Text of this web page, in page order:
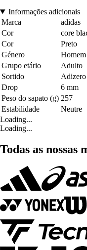
Informações adicionais
Marca
adidas
Cor
core
Cor
Preto
Género
Homem
Grupo etário
Adulto
Sortido
Adizero
Drop
6 mm
Peso do sapato (g) 257
Estabilidade
Neutre
Loading...
Loading...
Todas as nossas